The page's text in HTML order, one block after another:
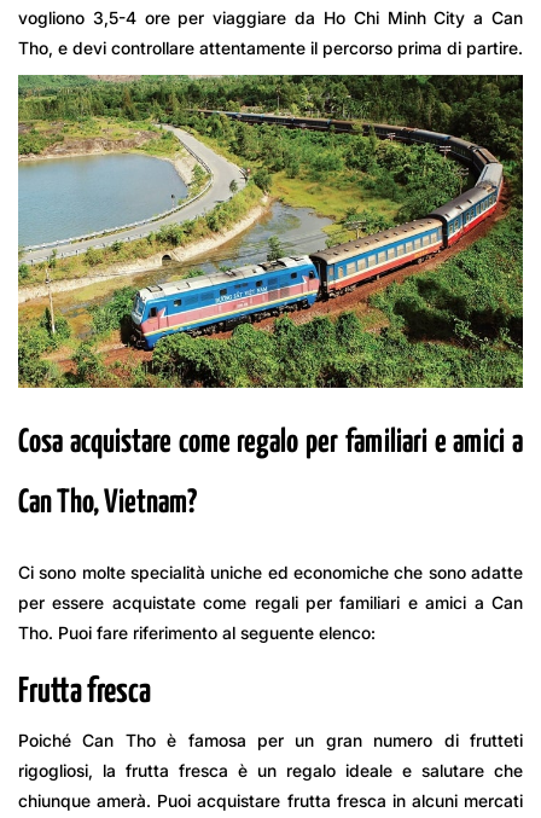
vogliono 3,5-4 ore per viaggiare da Ho Chi Minh City a Can
Tho, e devi controllare attentamente il percorso prima di partire.
Cosa acquistare come regalo per familiari e amici a
Can Tho, Vietnam?
Ci sono molte specialità uniche ed economiche che sono adatte
per essere acquistate come regali per familiari e amici a Can
Tho. Puoi fare riferimento al seguente elenco:
Frutta fresca
Poiché Can Tho è famosa per un gran numero di frutteti
rigogliosi, la frutta fresca è un regalo ideale e salutare che
chiunque amerà. Puoi acquistare frutta fresca in alcuni mercati